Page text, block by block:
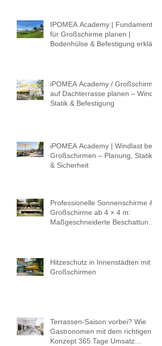
IPOMEA Academy | Fundament
für Großschirme planen |
Bodenhülse & Befestigung erklärt
iPOMEA Academy / Großschirm
auf Dachterrasse planen – Wind,
Statik & Befestigung
iPOMEA Academy | Windlast bei
Großschirmen – Planung, Statik
& Sicherheit
Professionelle Sonnenschirme &
Großschirme ab 4 × 4 m:
Maßgeschneiderte Beschattung
Hitzeschutz in Innenstädten mit
Großschirmen
Terrassen-Saison vorbei? Wie
Gastronomen mit dem richtigen
Konzept 365 Tage Umsatz